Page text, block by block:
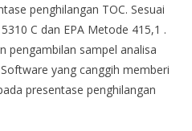
penghilangan TOC. Sesuai
C dan EPA Metode 415,1 .
pengambilan sampel analisa
yang canggih memberi
presentase penghilangan